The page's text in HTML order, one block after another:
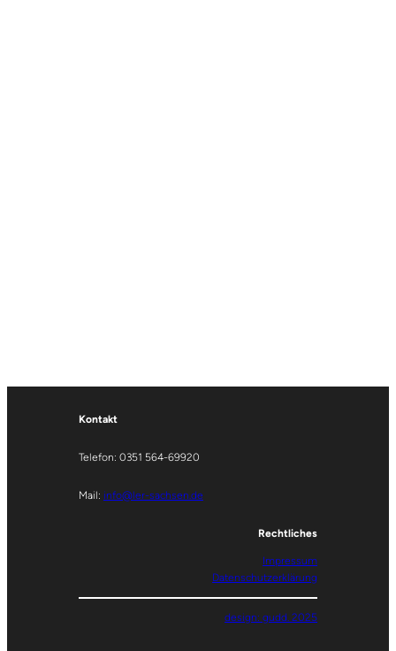
Kontakt
Telefon: 0351 564-69920
Mail: info@ler-sachsen.de
Rechtliches
Impressum
Datenschutzerklärung
design: gudd. 2025